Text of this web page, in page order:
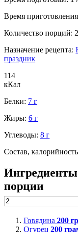
Время
Количество порций: 2
Назначение рецепта:
праздник
114
кКал
Белки: 7 г
Жиры: 6 г
Углеводы: 8 г
Состав,
порции
Говядина 200
Огурец 200